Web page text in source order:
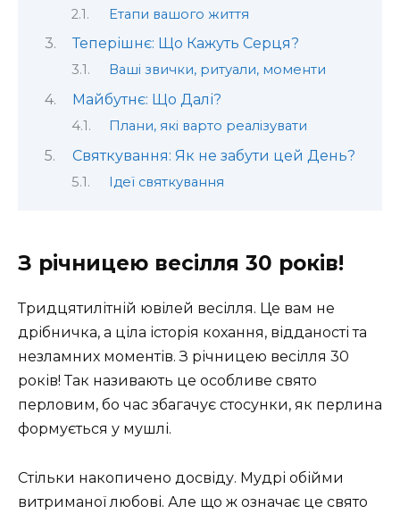
Етапи вашого життя
Теперішнє: Що Кажуть Серця?
Ваші звички, ритуали, моменти
Майбутнє: Що Далі?
Плани, які варто реалізувати
Святкування: Як не забути цей День?
Ідеї святкування
З річницею весілля 30 років!
Тридцятилітній ювілей весілля. Це вам не
дрібничка, а ціла історія кохання, відданості та
незламних моментів. З річницею весілля 30
років! Так називають це особливе свято
перловим, бо час збагачує стосунки, як перлина
формується у мушлі.
Стільки накопичено досвіду. Мудрі обійми
витриманої любові. Але що ж означає це свято